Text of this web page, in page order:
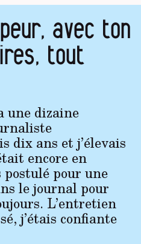
avec ton
tout
une dizaine
dix ans et j’élevais
encore en
postulé pour une
le journal pour
L’entretien
j’étais confiante